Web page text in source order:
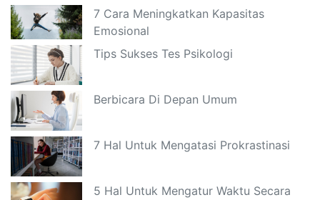
7 Cara Meningkatkan Kapasitas
Emosional
Tips Sukses Tes Psikologi
Berbicara Di Depan Umum
7 Hal Untuk Mengatasi Prokrastinasi
5 Hal Untuk Mengatur Waktu Secara